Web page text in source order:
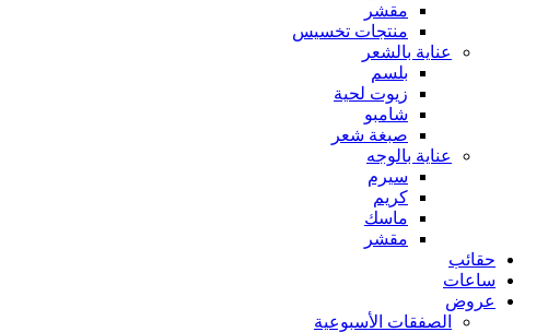
مقشر
منتجات تخسيس
عناية بالشعر
بلسم
زيوت لحية
شامبو
صبغة شعر
عناية بالوجه
سيرم
كريم
ماسك
مقشر
حقائب
ساعات
عروض
الصفقات الأسبوعية